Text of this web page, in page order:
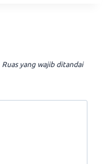
Ruas yang wajib ditandai